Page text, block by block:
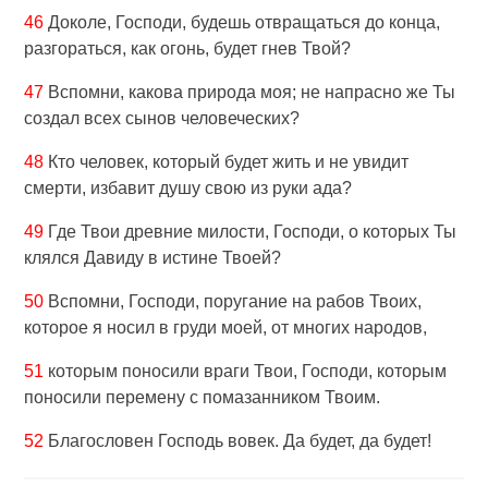
46 Доколе, Господи, будешь отвращаться до конца,
разгораться, как огонь, будет гнев Твой?
47 Вспомни, какова природа моя; не напрасно же Ты
создал всех сынов человеческих?
48 Кто человек, который будет жить и не увидит
смерти, избавит душу свою из руки ада?
49 Где Твои древние милости, Господи, о которых Ты
клялся Давиду в истине Твоей?
50 Вспомни, Господи, поругание на рабов Твоих,
которое я носил в груди моей, от многих народов,
51 которым поносили враги Твои, Господи, которым
поносили перемену с помазанником Твоим.
52 Благословен Господь вовек. Да будет, да будет!